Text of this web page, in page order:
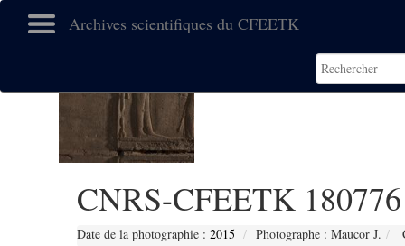
Archives scientifiques du CFEETK
CNRS-CFEETK 180776
Date de la photographie : 2015 Photographe : Maucor J.